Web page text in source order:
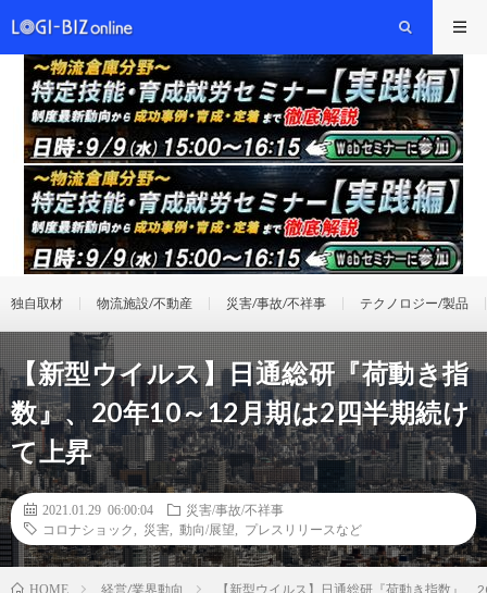
独自取材 物流施設/不動産 災害/事故/不祥事 テクノロジー/製品
【新型ウイルス】日通総研『荷動き指
数』、20年10～12月期は2四半期続け
て上昇
2021.01.29 06:00:04
災害/事故/不祥事
コロナショック
災害 動向/展望 プレスリリースなど
HOME 経営/業界動向 【新型ウイルス】日通総研『荷動き指数』